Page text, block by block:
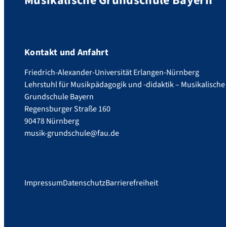
Kontakt und Anfahrt
Friedrich-Alexander-Universität Erlangen-Nürnberg
Lehrstuhl für Musikpädagogik und -didaktik – Musikalische
Grundschule Bayern
Regensburger Straße 160
90478 Nürnberg
musik-grundschule@fau.de
ImpressumDatenschutzBarrierefreiheit